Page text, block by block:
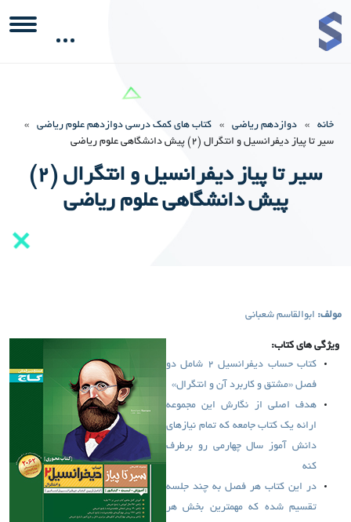
خانه » دوازدهم ریاضی » کتاب های کمک درسی دوازدهم علوم ریاضی
»
سیر تا پیاز دیفرانسیل و انتگرال (2) پیش دانشگاهی علوم ریاضی
سیر تا پیاز دیفرانسیل و انتگرال (2)
پیش دانشگاهی علوم ریاضی
مولف: ابوالقاسم شعبانی
ویژگی های کتاب:
کتاب حساب دیفرانسیل 2 شامل دو
فصل «مشتق و کاربرد آن و انتگرال»
هدف اصلی از نگارش این مجموعه
ارائه یک کتاب جامعه که تمام نیازهای
دانش آموز سال چهارمی رو برطرف
کنه
در این کتاب هر فصل به چند جلسه
تقسیم شده که مهمترین بخش هر